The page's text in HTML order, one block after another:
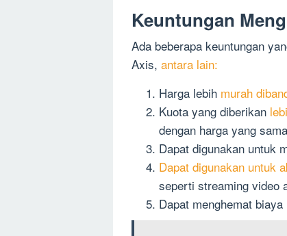
Keuntungan
Ada beberapa keuntungan
Axis, antara lain:
Harga lebih murah
Kuota yang diberikan
dengan harga yang
Dapat digunakan untuk
Dapat digunakan untuk
seperti streaming video
Dapat menghemat